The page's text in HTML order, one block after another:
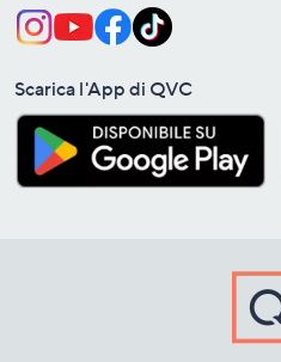
Scarica l'App di QVC